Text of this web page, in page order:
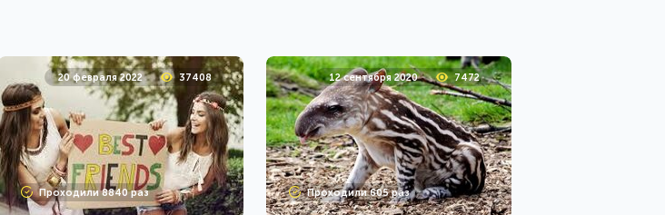
20 февраля 2022 37408
Проходили 8840 раз
12 сентября 2020 7472
Проходили 605 раз